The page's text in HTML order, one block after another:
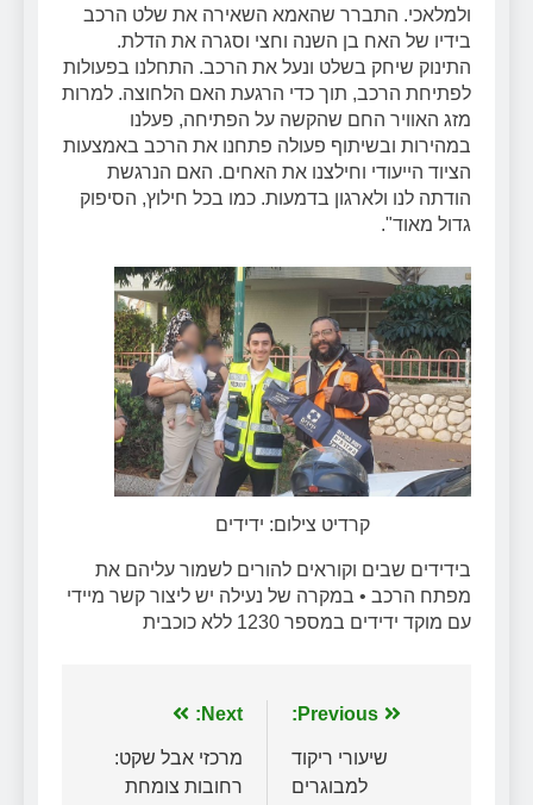
ולמלאכי. התברר שהאמא השאירה את שלט הרכב
בידיו של האח בן השנה וחצי וסגרה את הדלת.
התינוק שיחק בשלט ונעל את הרכב. התחלנו בפעולות
לפתיחת הרכב, תוך כדי הרגעת האם הלחוצה. למרות
מזג האוויר החם שהקשה על הפתיחה, פעלנו
במהירות ובשיתוף פעולה פתחנו את הרכב באמצעות
הציוד הייעודי וחילצנו את האחים. האם הנרגשת
הודתה לנו ולארגון בדמעות. כמו בכל חילוץ, הסיפוק
גדול מאוד".
קרדיט צילום: ידידים
בידידים שבים וקוראים להורים לשמור עליהם את
מפתח הרכב • במקרה של נעילה יש ליצור קשר מיידי
עם מוקד ידידים במספר 1230 ללא כוכבית
ניווט Previous:
שיעורי ריקוד
למבוגרים
Next:
מרכזי אבל שקט:
רחובות צומחת